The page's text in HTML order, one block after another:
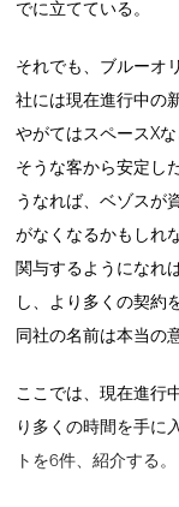
でに立てている。
それでも、ブルーオ
社には現在進行中の
やがてはスペースX
そうな客から安定し
うなれば、ベゾスが
がなくなるかもしれ
関与するようになれ
し、より多くの契約
同社の名前は本当の
ここでは、現在進行
り多くの時間を手に
トを6件、紹介する。